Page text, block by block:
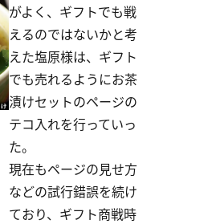
がよく、ギフトでも戦
えるのではないかと考
えた塩原様は、ギフト
でも売れるようにお茶
漬けセットのページの
テコ入れを行っていっ
た。
現在もページの見せ方
などの試行錯誤を続け
ており、ギフト商戦時